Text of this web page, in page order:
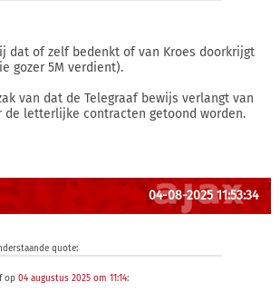
dat of zelf bedenkt of van Kroes doorkrijgt
gozer 5M verdient).
van dat de Telegraaf bewijs verlangt van
de letterlijke contracten getoond worden.
04-08-2025 11:53:34
quote:
op 04 augustus 2025 om 11:14: